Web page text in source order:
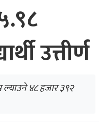
उत्तीर्ण
४८ हजार ३९२